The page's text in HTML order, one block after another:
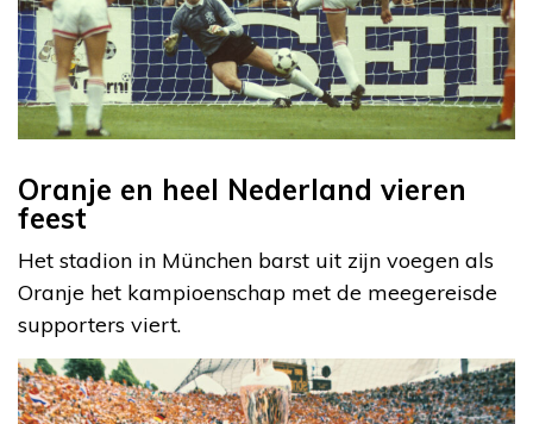
Oranje en heel Nederland vieren
feest
Het stadion in München barst uit zijn voegen als
Oranje het kampioenschap met de meegereisde
supporters viert.